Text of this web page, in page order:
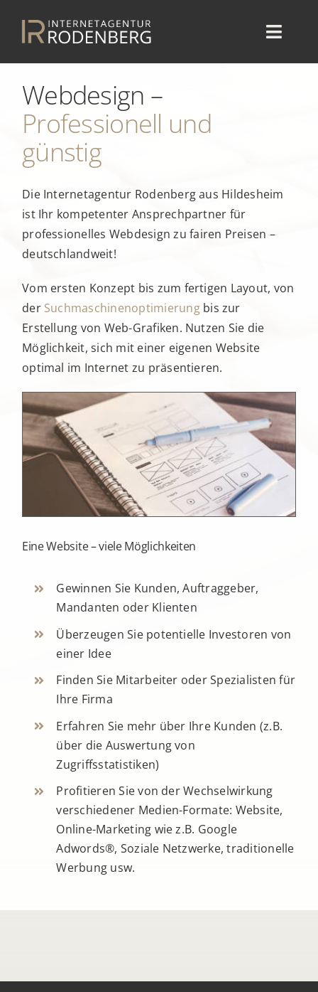
Inhalt
LEISTUNGEN
REFERENZEN
KONTAKT
Webdesign –
Professionell und
günstig
Die Internetagentur Rodenberg aus Hildesheim
ist Ihr kompetenter Ansprechpartner für
professionelles Webdesign zu fairen Preisen –
deutschlandweit!
Vom ersten Konzept bis zum fertigen Layout, von
der Suchmaschinenoptimierungbis zur
Erstellung von Web-Grafiken. Nutzen Sie die
Möglichkeit, sich mit einer eigenen Website
optimal im Internet zu präsentieren.
Eine Website – viele Möglichkeiten
Gewinnen Sie Kunden, Auftraggeber,
Mandanten oder Klienten
Überzeugen Sie potentielle Investoren von
einer Idee
Finden Sie Mitarbeiter oder Spezialisten für
Ihre Firma
Erfahren Sie mehr über Ihre Kunden (z.B.
über die Auswertung von
Zugriffsstatistiken)
Profitieren Sie von der Wechselwirkung
verschiedener Medien-Formate: Website,
Online-Marketing wie z.B. Google
Adwords®, Soziale Netzwerke, traditionelle
Werbung usw.